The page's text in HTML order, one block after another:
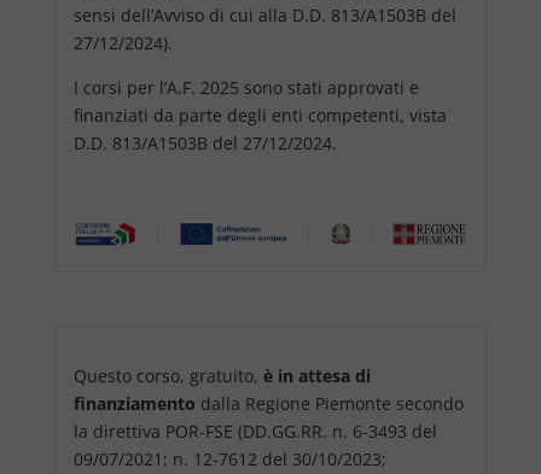
sensi dell’Avviso di cui alla D.D. 813/A1503B del
27/12/2024).
I corsi per l’A.F. 2025 sono stati approvati e
finanziati da parte degli enti competenti, vista
D.D. 813/A1503B del 27/12/2024.
Questo corso, gratuito, è in attesa di
finanziamento dalla Regione Piemonte secondo
la direttiva POR-FSE (DD.GG.RR. n. 6-3493 del
09/07/2021; n. 12-7612 del 30/10/2023;